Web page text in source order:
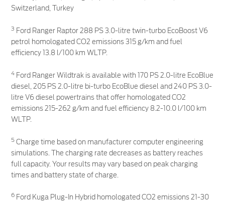
Switzerland, Turkey
3 Ford Ranger Raptor 288 PS 3.0-litre twin-turbo EcoBoost V6
petrol homologated CO2 emissions 315 g/km and fuel
efficiency 13.8 l/100 km WLTP.
4 Ford Ranger Wildtrak is available with 170 PS 2.0-litre EcoBlue
diesel, 205 PS 2.0-litre bi-turbo EcoBlue diesel and 240 PS 3.0-
litre V6 diesel powertrains that offer homologated CO2
emissions 215-262 g/km and fuel efficiency 8.2-10.0 l/100 km
WLTP.
5 Charge time based on manufacturer computer engineering
simulations. The charging rate decreases as battery reaches
full capacity. Your results may vary based on peak charging
times and battery state of charge.
6 Ford Kuga Plug-In Hybrid homologated CO2 emissions 21-30